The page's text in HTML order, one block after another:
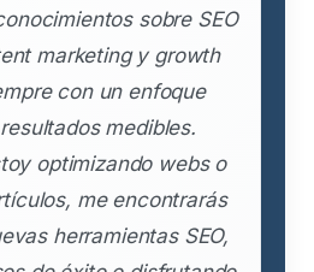
sobre SEO
marketing y growth
con un enfoque
medibles.
optimizando webs o
me encontrarás
herramientas SEO,